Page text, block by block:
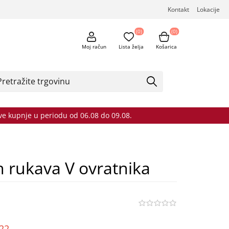
Kontakt Lokacije
Moj račun Lista želja
(0)
Košarica
(0)
kupnje u periodu od 06.08 do 09.08.
rukava V ovratnika